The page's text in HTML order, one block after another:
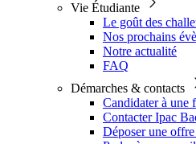
Vie Étudiante
Le goût des
Nos prochains
Notre actualité
FAQ
Démarches & contacts
Candidater à une
Contacter Ipac
Déposer une